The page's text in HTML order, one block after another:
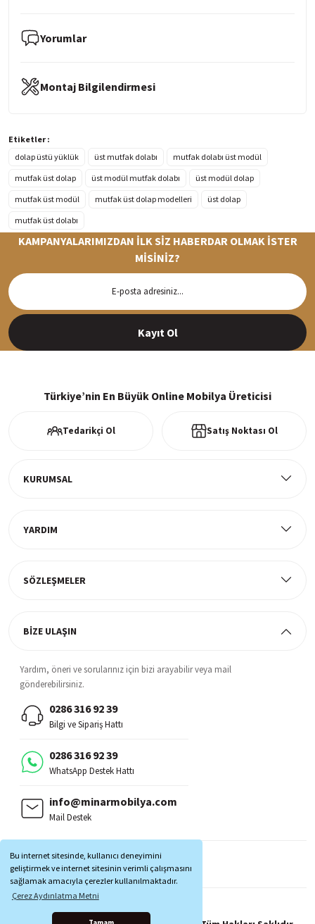
Bu internet sitesinde, kullanıcı deneyimini
geliştirmek ve internet sitesinin verimli çalışmasını
sağlamak amacıyla çerezler kullanılmaktadır.
Çerez Aydınlatma Metni
Yorumlar
Montaj Bilgilendirmesi
Etiketler :
dolap üstü yüklük
üst mutfak dolabı
mutfak dolabı üst modül
mutfak üst dolap
üst modül mutfak dolabı
üst modül dolap
mutfak üst modül
mutfak üst dolap modelleri
üst dolap
mutfak üst dolabı
Siparişleriniz en kısa sürede hazırlanarak kargoya verilir
KAMPANYALARIMIZDAN İLK SİZ HABERDAR OLMAK İSTER
MİSİNİZ?
Kayıt Ol
Türkiye’nin En Büyük Online Mobilya Üreticisi
Tedarikçi Ol Satış Noktası Ol
KURUMSAL
YARDIM
SÖZLEŞMELER
BİZE ULAŞIN
Yardım, öneri ve sorularınız için bizi arayabilir veya mail
gönderebilirsiniz.
0286 316 92 39
Bilgi ve Sipariş Hattı
0286 316 92 39
WhatsApp Destek Hattı
info@minarmobilya.com
Mail Destek
MOBİL UYGULAMALAR: